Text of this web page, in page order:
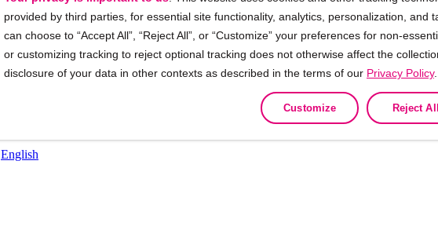
English
provided by third parties, for essential site functionality, analytics, personalization, and
can choose to “Accept All”, “Reject All”, or “Customize” your preferences for non-
or customizing tracking to reject optional tracking does not otherwise affect the
disclosure of your data in other contexts as described in the terms of our Privacy Policy.
Reject All
Customize